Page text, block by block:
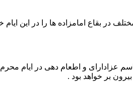
در بقاع امامزاده ها را در این
مازندران برگزاری مراسم عزادارای و
بر خواهد بود .